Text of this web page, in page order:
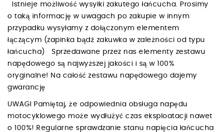
Istnieje możliwość wysyłki zakutego łańcucha. Prosimy
o taką informację w uwagach po zakupie w innym
przypadku wysyłamy z dołączonym elementem
łączącym (zapinka bądź zakuwka w zależności od typu
łańcucha) Sprzedawane przez nas elementy zestawu
napędowego są najwyższej jakości i są w 100%
oryginalne! Na całość zestawu napędowego dajemy
gwarancję
UWAGI Pamiętaj, że odpowiednia obsługa napędu
motocyklowego może wydłużyć czas eksploatacji nawet
o 100%! Regularne sprawdzanie stanu napięcia łańcucha